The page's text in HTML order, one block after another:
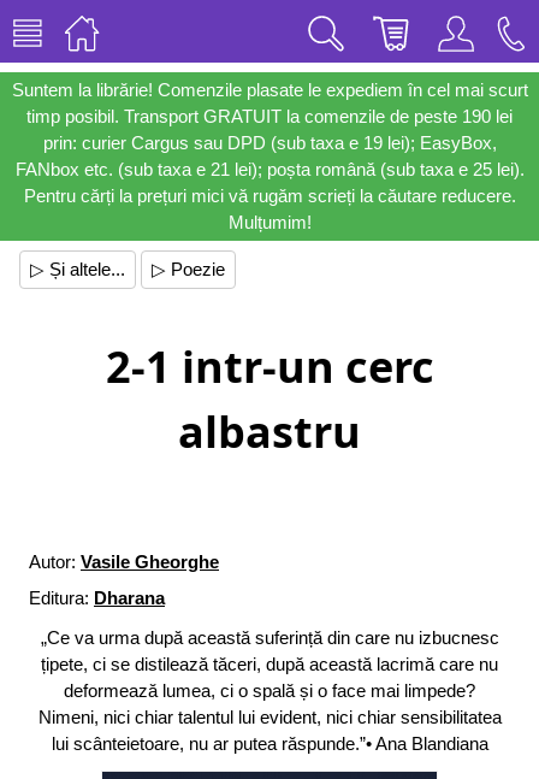
Suntem la librărie! Comenzile plasate le expediem în cel mai scurt
timp posibil. Transport GRATUIT la comenzile de peste 190 lei
prin: curier Cargus sau DPD (sub taxa e 19 lei); EasyBox,
FANbox etc. (sub taxa e 21 lei); poșta română (sub taxa e 25 lei).
Pentru cărți la prețuri mici vă rugăm scrieți la căutare reducere.
Mulțumim!
▷ Și altele... ▷ Poezie
2-1 intr-un cerc
albastru
Autor: Vasile Gheorghe
Editura: Dharana
„Ce va urma după această suferință din care nu izbucnesc
țipete, ci se distilează tăceri, după această lacrimă care nu
deformează lumea, ci o spală și o face mai limpede?
Nimeni, nici chiar talentul lui evident, nici chiar sensibilitatea
lui scânteietoare, nu ar putea răspunde.”• Ana Blandiana